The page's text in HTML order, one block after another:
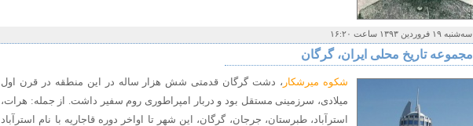
سه‌شنبه ۱۹ فروردین ۱۳۹۳ ساعت ۱۶:۲۰
مجموعه تاریخ محلی ایران، گرگان
شکوه میرشکار ، دشت گرگان قدمتی شش هزار ساله در این منطقه در قرن اول
میلادی، سرزمینی مستقل بود و دربار امپراطوری روم سفیر داشت. از جمله: هرات،
استرآباد، طبرستان، جرجان، گرگان، این شهر تا اواخر دوره قاجاریه با نام استرآباد